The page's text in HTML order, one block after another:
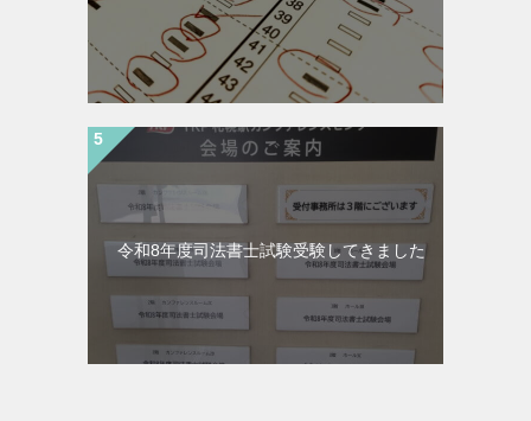
令和8年度司法書士試験受験してきました